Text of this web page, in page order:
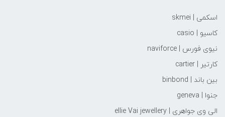
اسکمی | skmei
کاسیو | casio
نیوی فورس | naviforce
کارتیر | cartier
بین باند | binbond
جنوا | geneva
الی وی جواهری | ellie Vai‌ jewellery